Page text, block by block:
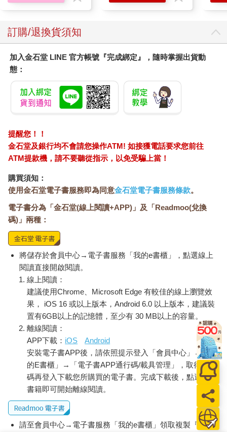
訂購/退換貨須知
加入金石堂 LINE 官方帳號『完成綁定』，隨時掌握出貨動
態：
提醒您！！
金石堂及銀行均不會請您操作ATM! 如接獲電話要求您前往
ATM提款機，請不要聽從指示，以免受騙上當！
購買須知：
使用金石堂電子書服務即為同意金石堂電子書服務條款。
電子書分為「金石堂(線上閱讀+APP)」及「Readmoo(兌換
碼)」兩種：
將儲存於會員中心→電子書服務「我的e書櫃」，點選線上
閱讀直接開啟閱讀。
線上閱讀：
建議使用Chrome、Microsoft Edge 有較佳的線上瀏覽效
果， iOS 16 或以上版本，Android 6.0 以上版本，建議裝
置有6GB以上的記憶體，至少有 30 MB以上的容量。
離線閱讀：
APP下載： iOS
Android
安裝電子書APP後，請依照提示登入「會員中心」→「我
的E書櫃」→「電子書APP通行碼/載具管理」，取得通行
碼再登入下載您所購買的電子書。完成下載後，點選任一
書籍即可開始離線閱讀。
請至會員中心→電子書服務「我的e書櫃」領取複製『兌換